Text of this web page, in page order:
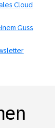
Cloud
Guss